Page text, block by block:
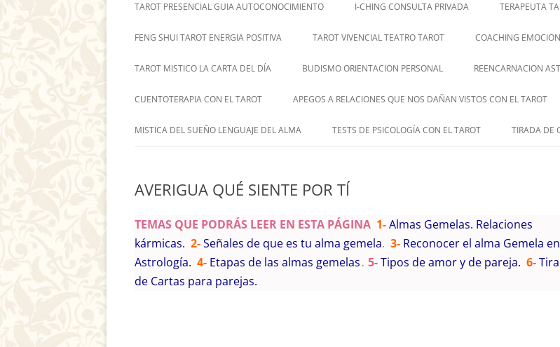
TAROT PRESENCIAL GUIA AUTOCONOCIMIENTO I-CHING CONSULTA PRIVADA TERAPEUTA
FENG SHUI TAROT ENERGIA POSITIVA TAROT VIVENCIAL TEATRO TAROT COACHING
TAROT MISTICO LA CARTA DEL DÍA BUDISMO ORIENTACION PERSONAL REENCARNACION
CUENTOTERAPIA CON EL TAROT APEGOS A RELACIONES QUE NOS DAÑAN VISTOS CON EL TAROT
MISTICA DEL SUEÑO LENGUAJE DEL ALMA TESTS DE PSICOLOGÍA CON EL TAROT TIRADA DE
AVERIGUA QUÉ SIENTE POR TÍ
TEMAS QUE PODRÁS LEER EN ESTA PÁGINA 1-Almas Gemelas. Relaciones
kármicas. 2-Señales de que es tu alma gemela. 3- Reconocer el alma Gemela en
Astrología. 4- Etapas de las almas gemelas . 5-Tipos de amor y de pareja. 6-
de Cartas para parejas.